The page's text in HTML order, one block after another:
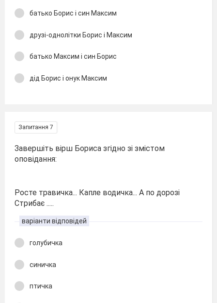
батько Борис і син Максим
друзі-однолітки Борис і Максим
батько Максим і син Борис
дід Борис і онук Максим
Запитання 7
Завершіть вірш Бориса згідно зі змістом
оповідання:
Росте травичка... Капле водичка... А по дорозі
Стрибає .....
варіанти відповідей
голубичка
синичка
птичка